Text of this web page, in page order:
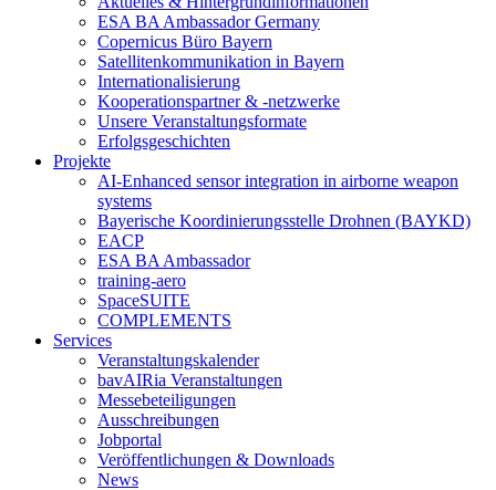
ESA BA Ambassador Germany
Copernicus Büro Bayern
Satellitenkommunikation in Bayern
Internationalisierung
Kooperationspartner & -netzwerke
Unsere Veranstaltungsformate
Erfolgsgeschichten
Projekte
AI-Enhanced sensor integration in airborne weapon
systems
Bayerische Koordinierungsstelle Drohnen (BAYKD)
EACP
ESA BA Ambassador
training-aero
SpaceSUITE
COMPLEMENTS
Services
Veranstaltungskalender
bavAIRia Veranstaltungen
Messebeteiligungen
Ausschreibungen
Jobportal
Veröffentlichungen & Downloads
News